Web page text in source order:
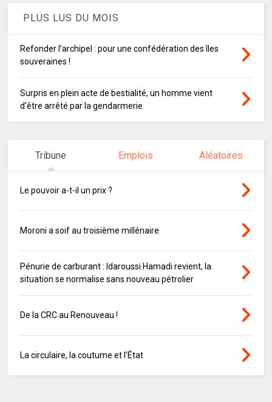
PLUS LUS DU MOIS
Refonder l’archipel : pour une confédération des îles
souveraines !
Surpris en plein acte de bestialité, un homme vient
d'être arrêté par la gendarmerie
Tribune Emplois Aléatoires
Le pouvoir a-t-il un prix ?
Moroni a soif au troisième millénaire
Pénurie de carburant : Idaroussi Hamadi revient, la
situation se normalise sans nouveau pétrolier
De la CRC au Renouveau !
La circulaire, la coutume et l’État